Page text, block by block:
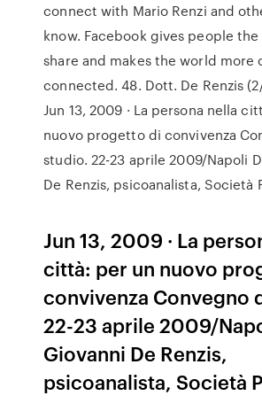
connect with Mario Renzi and
know. Facebook gives people
share and makes the world more
connected. 48. Dott. De Renzis
Jun 13, 2009 · La persona nella
nuovo progetto di convivenza
studio. 22-23 aprile 2009/Napoli
De Renzis, psicoanalista, Società
Jun 13, 2009 · La
città: per un nuovo
convivenza Convegno
22-23 aprile 2009/
Giovanni De Renzis,
psicoanalista, Società